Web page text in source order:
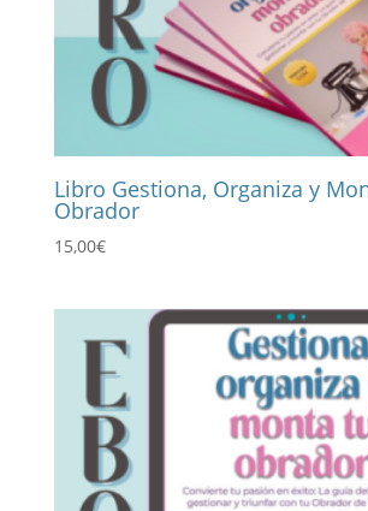
Libro Gestiona, Organiza y
Obrador
15,00€